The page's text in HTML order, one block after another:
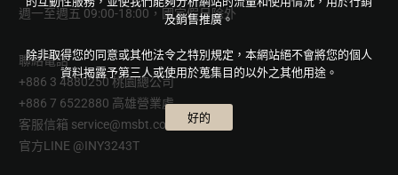
週一至週五 09:00-18:00，國定假日除外
聯絡電話
+886 3 4880250 桃園總公司
+886 7 6522880 高雄營業處
客服信箱 service@msbt.com.tw
官方LINE @INY3243T
及銷售推廣。
除非取得您的同意或其他法令之特別規定，本網站絕不會將您的個人
資料揭露予第三人或使用於蒐集目的以外之其他用途。
好的